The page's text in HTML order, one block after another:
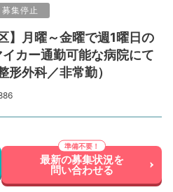
募集停止
】月曜～金曜で週1曜日の
カー通勤可能な病院にて
形外科／非常勤）
最新の募集状況を
問い合わせる